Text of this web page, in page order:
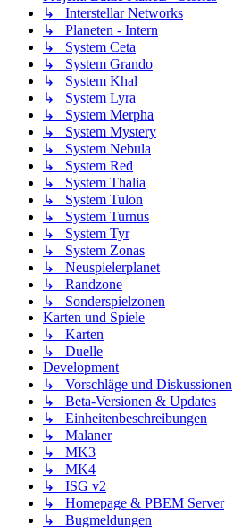
↳ Interstellar Networks
↳ Planeten - Intern
↳ System Ceta
↳ System Grando
↳ System Khal
↳ System Lyra
↳ System Merpha
↳ System Mystery
↳ System Nebula
↳ System Red
↳ System Thalia
↳ System Tulon
↳ System Turnus
↳ System Tyr
↳ System Zonas
↳ Neuspielerplanet
↳ Randzone
↳ Sonderspielzonen
Karten und Spiele
↳ Karten
↳ Duelle
Development
↳ Vorschläge und Diskussionen
↳ Beta-Versionen & Updates
↳ Einheitenbeschreibungen
↳ Malaner
↳ MK3
↳ MK4
↳ ISG v2
↳ Homepage & PBEM Server
↳ Bugmeldungen